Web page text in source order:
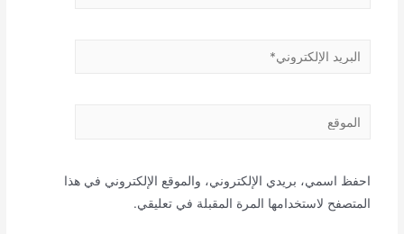
البريد
الموقع
احفظ اسمي، بريدي الإلكتروني، والموقع الإلكتروني في هذا
المتصفح لاستخدامها المرة المقبلة في تعليقي.